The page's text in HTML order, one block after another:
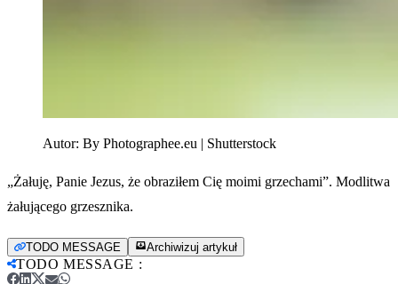
Autor: By Photographee.eu | Shutterstock
„Żałuję, Panie Jezus, że obraziłem Cię moimi grzechami”. Modlitwa
żałującego grzesznika.
TODO MESSAGE Archiwizuj artykuł
TODO MESSAGE :